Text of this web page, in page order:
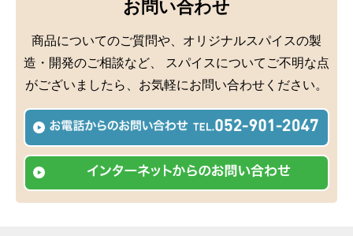
お問い合わせ
商品についてのご質問や、オリジナルスパイスの製
造・開発のご相談など、
スパイスについてご不明な点
がございましたら、お気軽にお問い合わせください。